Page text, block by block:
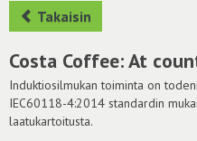
Käyttöohje
Yhteydenottopyyntö
Kirjaudu sisään
Takaisin
Costa Coffee: At
Induktiosilmukan toiminta on
IEC60118-4:2014 standardin
laatukartoitusta.